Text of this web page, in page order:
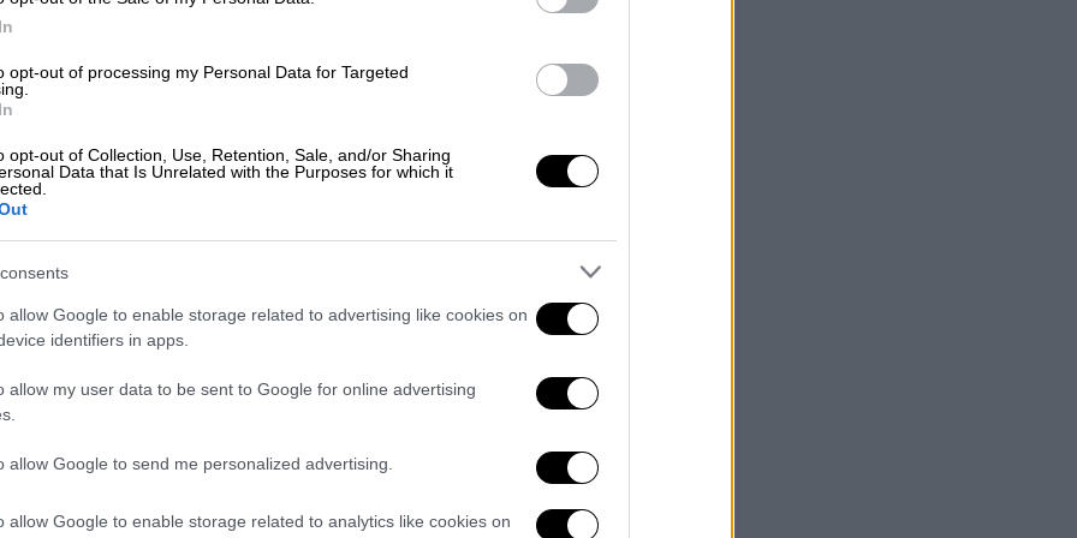
opt-out of processing my Personal Data for Targeted
opt-out of Collection, Use, Retention, Sale, and/or Sharing
Data that Is Unrelated with the Purposes for which it
allow Google to enable storage related to advertising like cookies on
identifiers in apps.
allow my user data to be sent to Google for online advertising
allow Google to send me personalized advertising.
allow Google to enable storage related to analytics like cookies on
τής Κινέζας στις καταδύσεις στους
το τέλειο, καθώς πήρε 10άρια από
Τοσυναίσθημα είναι φανταστικό»,
τέλος του αγώνα.
Ολυμπιακούς Αγώνες
gold medal, China’s 22nd🥇, at
Technique" was invented for her!